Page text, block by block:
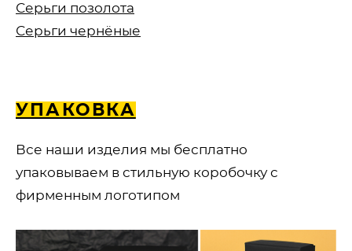
Серьги позолота
Серьги чернёные
УПАКОВКА
Все наши изделия мы бесплатно
упаковываем в стильную коробочку с
фирменным логотипом